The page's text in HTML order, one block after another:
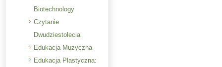
Biotechnology
Czytanie
Dwudziestolecia
Edukacja Muzyczna
Edukacja Plastyczna: